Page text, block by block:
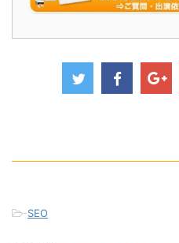
-SEO